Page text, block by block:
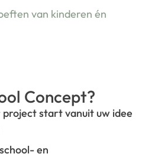
van kinderen én
Concept?
project start vanuit uw idee
en